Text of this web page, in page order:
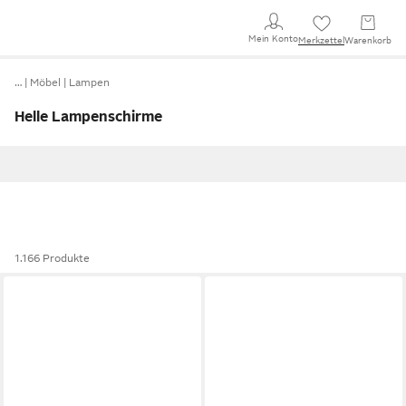
Mein KontoMerkzettel Warenkorb
… Möbel Lampen
Helle Lampenschirme
1.166 Produkte